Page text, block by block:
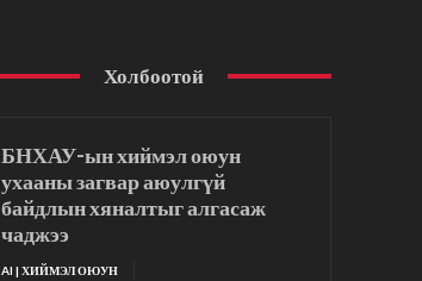
Холбоотой
БНХАУ-ын хиймэл оюун
ухааны загвар аюулгүй
байдлын хяналтыг алгасаж
чаджээ
AI | ХИЙМЭЛ ОЮУН